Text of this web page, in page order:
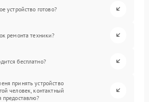
устройство готово?
ремонта техники?
бесплатно?
принять устройство
человек, контактный
предоставлю?